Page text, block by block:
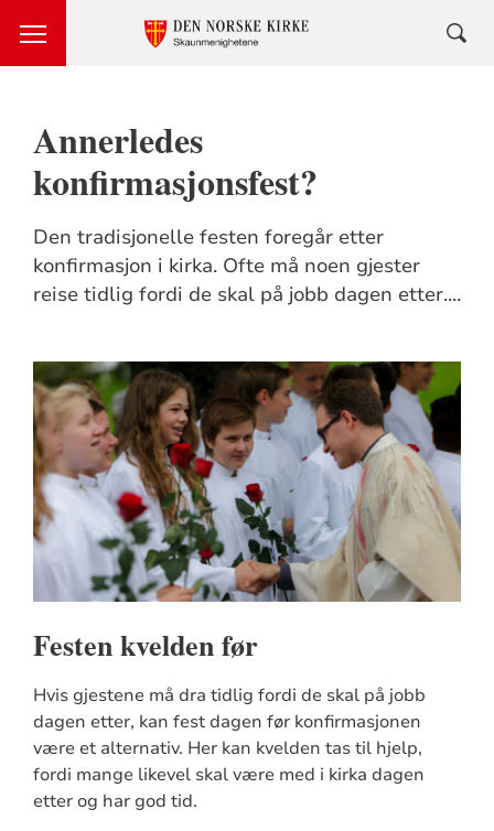
Annerledes
konfirmasjonsfest?
Den tradisjonelle festen foregår etter
konfirmasjon i kirka. Ofte må noen gjester
reise tidlig fordi de skal på jobb dagen etter....
Festen kvelden før
Hvis gjestene må dra tidlig fordi de skal på jobb
dagen etter, kan fest dagen før konfirmasjonen
være et alternativ. Her kan kvelden tas til hjelp,
fordi mange likevel skal være med i kirka dagen
etter og har god tid.